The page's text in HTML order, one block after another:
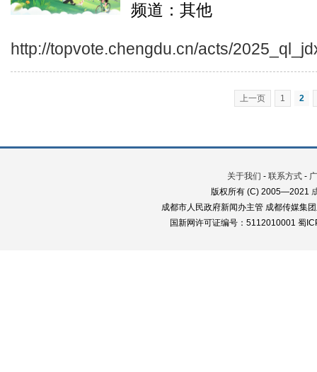
频道：其他
http://topvote.chengdu.cn/acts/
上一页 1 2
关于我们 - 联系方式 -
版权所有 (C) 2005—2021
成都市人民政府新闻办主管 成都传媒集
国新网许可证编号：5112010001 蜀